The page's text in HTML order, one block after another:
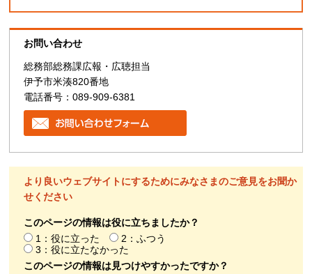
お問い合わせ
総務部総務課広報・広聴担当
伊予市米湊820番地
電話番号：089-909-6381
より良いウェブサイトにするためにみなさまのご意見をお聞か
せください
このページの情報は役に立ちましたか？
1：役に立った
2：ふつう
3：役に立たなかった
このページの情報は見つけやすかったですか？